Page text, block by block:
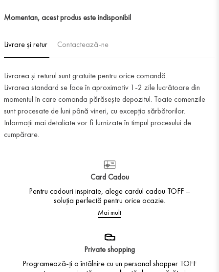
Momentan, acest produs este indisponibil
Livrare și retur Contactează-ne
Livrarea și returul sunt gratuite pentru orice comandă.
Livrarea standard se face în aproximativ 1-2 zile lucrătoare din
momentul în care comanda părăsește depozitul. Toate comenzile
sunt procesate de luni până vineri, cu excepția sărbătorilor.
Informații mai detaliate vor fi furnizate în timpul procesului de
cumpărare.
Card Cadou
Pentru cadouri inspirate, alege cardul cadou TOFF –
soluția perfectă pentru orice ocazie.
Mai mult
Private shopping
Programează-ți o întâlnire cu un personal shopper TOFF